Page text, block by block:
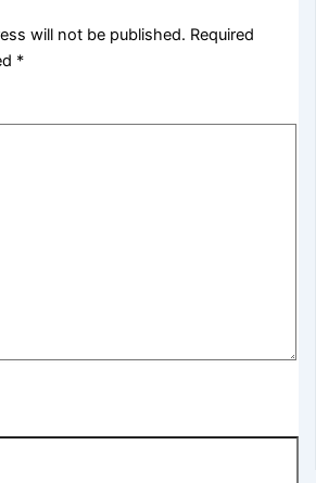
will not be published. Required
*